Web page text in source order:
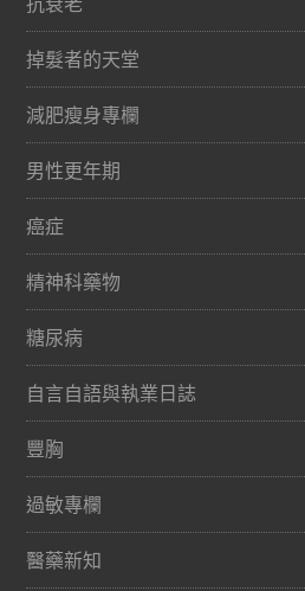
掉髮者的天堂
減肥瘦身專欄
男性更年期
癌症
精神科藥物
糖尿病
自言自語與執業日誌
豐胸
過敏專欄
醫藥新知